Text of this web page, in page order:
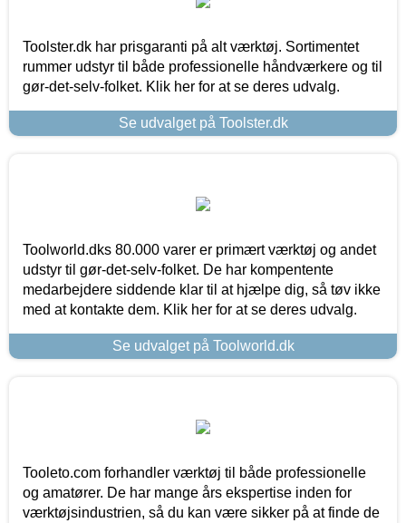
Toolster.dk har prisgaranti på alt værktøj. Sortimentet
rummer udstyr til både professionelle håndværkere og til
gør-det-selv-folket. Klik her for at se deres udvalg.
Se udvalget på Toolster.dk
Toolworld.dks 80.000 varer er primært værktøj og andet
udstyr til gør-det-selv-folket. De har kompentente
medarbejdere siddende klar til at hjælpe dig, så tøv ikke
med at kontakte dem. Klik her for at se deres udvalg.
Se udvalget på Toolworld.dk
Tooleto.com forhandler værktøj til både professionelle
og amatører. De har mange års ekspertise inden for
værktøjsindustrien, så du kan være sikker på at finde de